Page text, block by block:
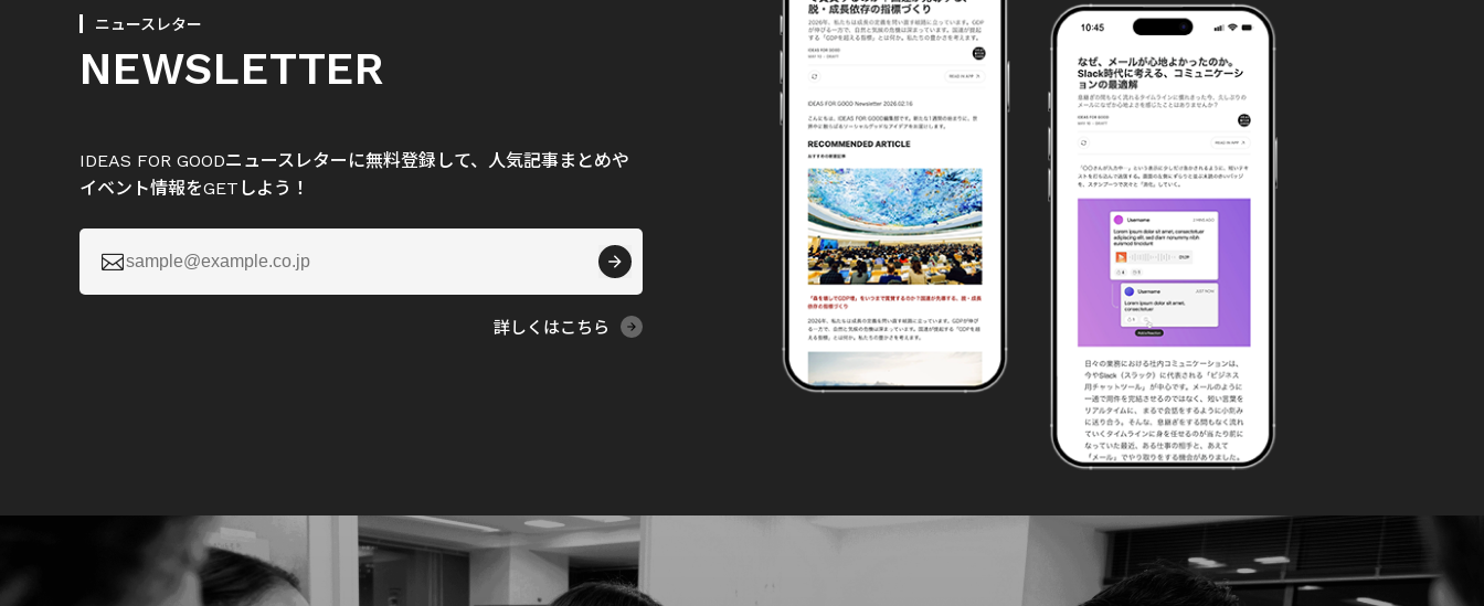
ニュースレター
NEWSLETTER
IDEAS FOR GOODニュースレターに無料登録して、人気記事まとめや
イベント情報をGETしよう！

詳しくはこちら